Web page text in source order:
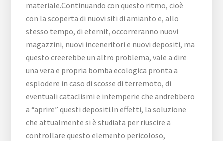
materiale.Continuando con questo ritmo, cioè
con la scoperta di nuovi siti di amianto e, allo
stesso tempo, di eternit, occorreranno nuovi
magazzini, nuovi inceneritori e nuovi depositi, ma
questo creerebbe un altro problema, vale a dire
una vera e propria bomba ecologica pronta a
esplodere in caso di scosse di terremoto, di
eventuali cataclismi e intemperie che andrebbero
a “aprire” questi depositi.In effetti, la soluzione
che attualmente si è studiata per riuscire a
controllare questo elemento pericoloso,